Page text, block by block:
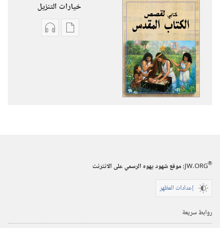
خيارات التنزيل
خياراتخيارات
JW.ORG®
:‏ موقع شهود يهوه الرسمي على الانترنت
إعدادات المظهر
روابط سريعة